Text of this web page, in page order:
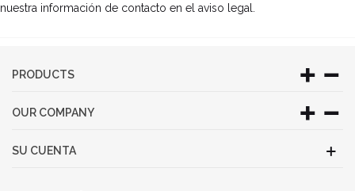
nuestra información de contacto en el aviso legal.
PRODUCTS
OUR COMPANY
SU CUENTA